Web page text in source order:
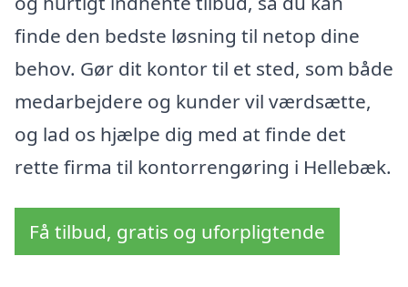
finde den bedste løsning til netop dine
behov. Gør dit kontor til et sted, som både
medarbejdere og kunder vil værdsætte,
og lad os hjælpe dig med at finde det
rette firma til kontorrengøring i Hellebæk.
Få tilbud, gratis og uforpligtende